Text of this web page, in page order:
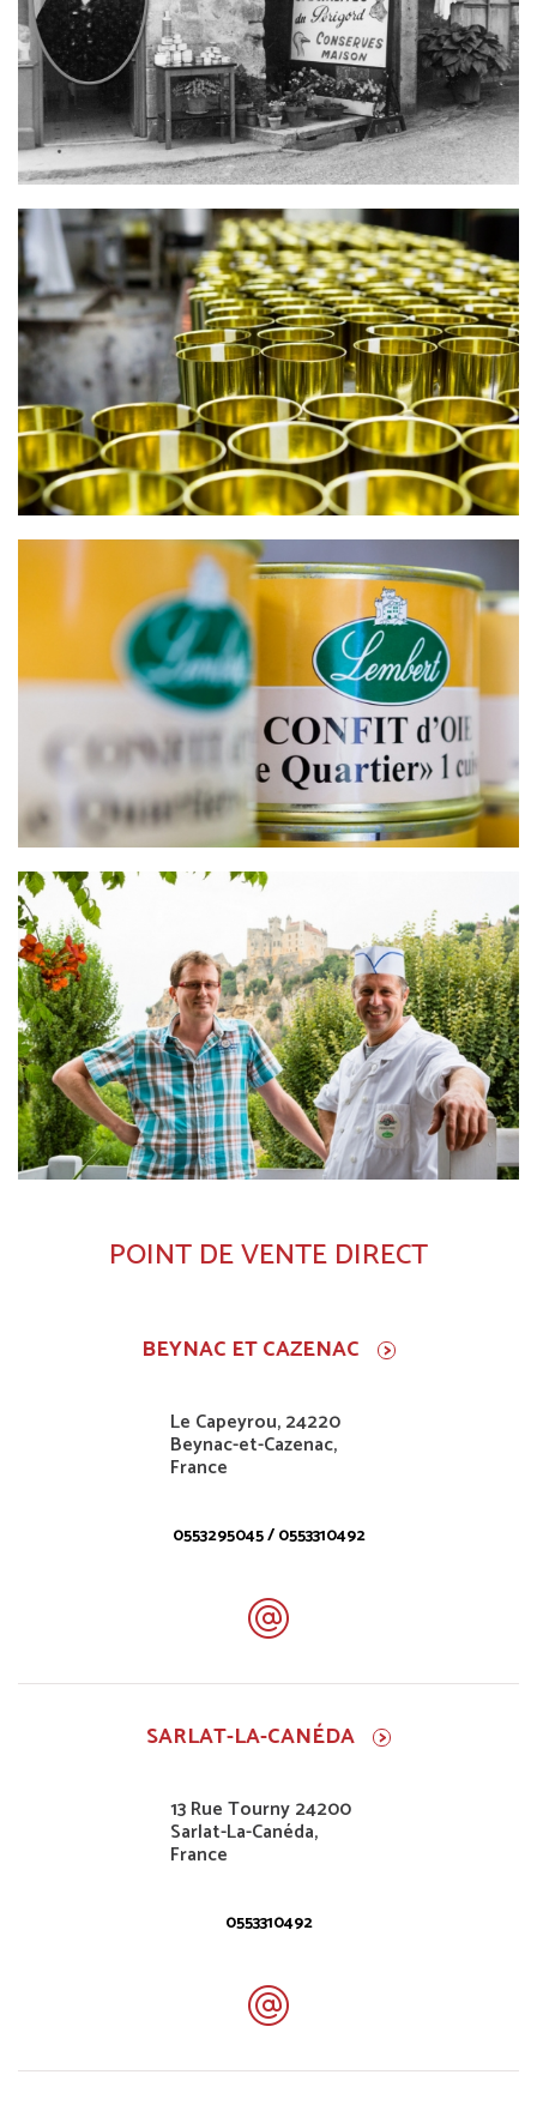
POINT DE VENTE DIRECT
BEYNAC ET CAZENAC
Le Capeyrou, 24220
Beynac-et-Cazenac,
France
0553295045 / 0553310492
SARLAT-LA-CANÉDA
13 Rue Tourny 24200
Sarlat-La-Canéda,
France
0553310492